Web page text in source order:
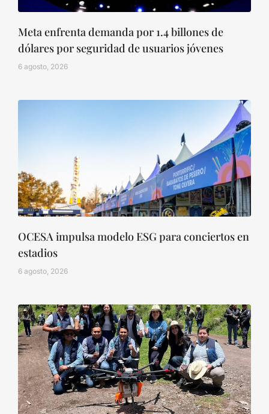
Meta enfrenta demanda por 1.4 billones de
dólares por seguridad de usuarios jóvenes
6 agosto, 2026
OCESA impulsa modelo ESG para conciertos en
estadios
6 agosto, 2026